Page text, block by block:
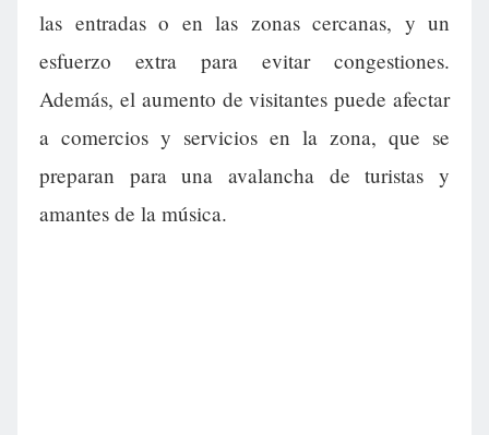
las entradas o en las zonas cercanas, y un
esfuerzo extra para evitar congestiones.
Además, el aumento de visitantes puede afectar
a comercios y servicios en la zona, que se
preparan para una avalancha de turistas y
amantes de la música.